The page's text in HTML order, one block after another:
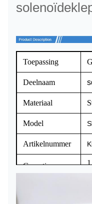
Toepassing
Deelnaam
Materiaal
Model
Artikelnummer
Garantie